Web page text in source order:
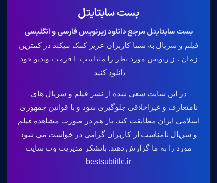
بست سابتایتل
بست سابتایتل مرجع دانلود زیرنویس فارسی و انگلیسی
فیلم و سریال به شما کاربران عزیز کمک میکند در کمترین
زمان ، زیرنویس مورد نظر را متناسب با فرمت ویدیو خود
دانلود کنید.
در این سایت سعی شده از نشر فیلم و سریال های
نامتعارف و غیراخلاقی جلوگیری شود و با قوانین جمهوری
اسلامی ایران مطابقت کند. باز هم در صورت مشاهده فیلم
و سریال نامناسب از کاربران گرامی در خواست می شود
مورد را به ما گزارش دهند. باتشکر مدیریت وب سایت
bestsubtitle.ir